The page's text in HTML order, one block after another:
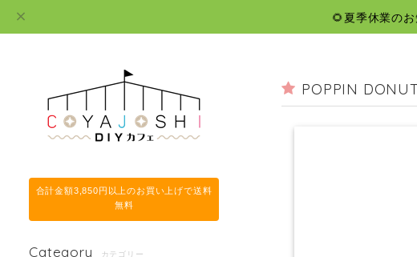
🌻夏季休業の
合計金額3,850円以上のお買い上げで送料
無料
Category カテゴリー
POPPIN